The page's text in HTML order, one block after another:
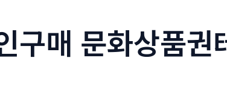
매 문화상품권